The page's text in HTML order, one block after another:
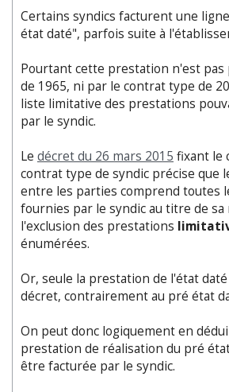
Certains syndics facturent une
état daté", parfois suite à
Pourtant cette prestation n'est pas
de 1965, ni par le contrat type de
liste limitative des prestations
par le syndic.
Le décret du 26 mars 2015 fixant le
contrat type de syndic précise que
entre les parties comprend toutes
fournies par le syndic au titre de sa
l'exclusion des prestations
énumérées.
Or, seule la prestation de l'état
décret, contrairement au pré état
On peut donc logiquement en
prestation de réalisation du pré
être facturée par le syndic.